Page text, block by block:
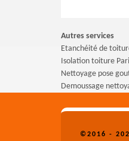
Autres services
Etanchéité de
Isolation toiture
Nettoyage pose
Demoussage
©2016 -